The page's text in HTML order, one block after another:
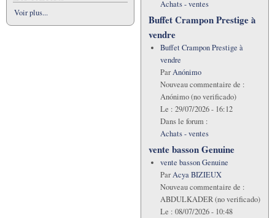
Voir plus...
Achats - ventes
Buffet Crampon Prestige à
vendre
Buffet Crampon Prestige à
vendre
ParAnónimo
Nouveau commentaire de :
Anónimo (no verificado)
Le : 29/07/2026 - 16:12
Dans le forum :
Achats - ventes
vente basson Genuine
vente basson Genuine
ParAcya BIZIEUX
Nouveau commentaire de :
ABDULKADER (no verificado)
Le : 08/07/2026 - 10:48